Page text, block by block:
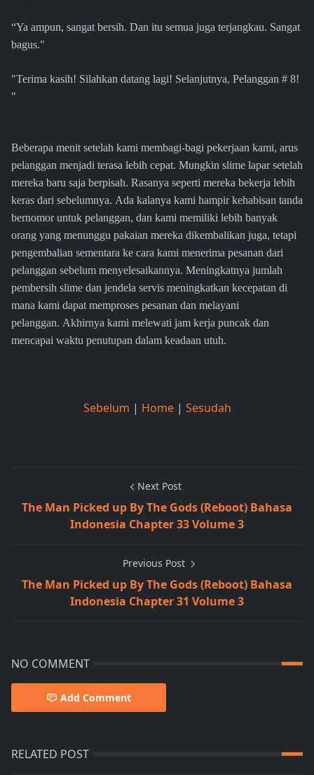
“Ya ampun, sangat bersih. Dan itu semua juga terjangkau. Sangat
bagus."
"Terima kasih! Silahkan datang lagi! Selanjutnya, Pelanggan # 8!
"
Beberapa menit setelah kami membagi-bagi pekerjaan kami, arus
pelanggan menjadi terasa lebih cepat. Mungkin slime lapar setelah
mereka baru saja berpisah. Rasanya seperti mereka bekerja lebih
keras dari sebelumnya. Ada kalanya kami hampir kehabisan tanda
bernomor untuk pelanggan, dan kami memiliki lebih banyak
orang yang menunggu pakaian mereka dikembalikan juga, tetapi
pengembalian sementara ke cara kami menerima pesanan dari
pelanggan sebelum menyelesaikannya. Meningkatnya jumlah
pembersih slime dan jendela servis meningkatkan kecepatan di
mana kami dapat memproses pesanan dan melayani
pelanggan. Akhirnya kami melewati jam kerja puncak dan
mencapai waktu penutupan dalam keadaan utuh.
Sebelum | Home | Sesudah
Next Post
The Man Picked up By The Gods (Reboot) Bahasa
Indonesia Chapter 33 Volume 3
Previous Post
The Man Picked up By The Gods (Reboot) Bahasa
Indonesia Chapter 31 Volume 3
NO COMMENT
Add Comment
RELATED POST